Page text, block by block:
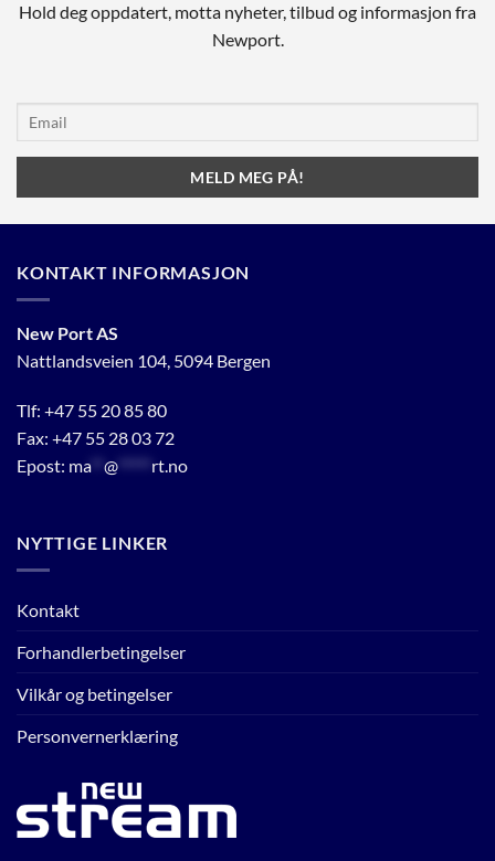
Hold deg oppdatert, motta nyheter, tilbud og informasjon fra
Newport.
KONTAKT INFORMASJON
New Port AS
Nattlandsveien 104, 5094 Bergen
Tlf: +47 55 20 85 80
Fax: +47 55 28 03 72
Epost: ma** @ rt.no
NYTTIGE LINKER
Kontakt
Forhandlerbetingelser
Vilkår og betingelser
Personvernerklæring